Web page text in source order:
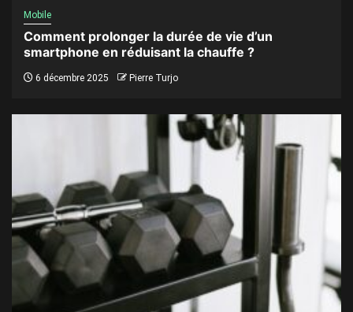
Mobile
Comment prolonger la durée de vie d’un
smartphone en réduisant la chauffe ?
6 décembre 2025 Pierre Turjo